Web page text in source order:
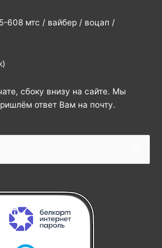
608 мтс / вайбер / воцап /
сбоку внизу на сайте. Мы
ответ Вам на почту.